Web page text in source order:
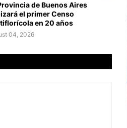
de Buenos Aires
el primer Censo
en 20 años
04, 2026